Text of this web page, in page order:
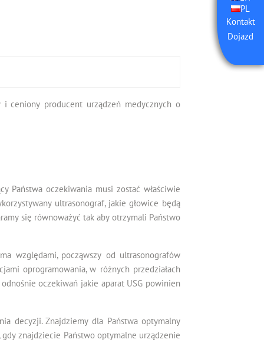
PL
Kontakt
Dojazd
i ceniony producent urządzeń medycznych o
Państwa oczekiwania musi zostać właściwie
ultrasonograf, jakie głowice będą
się równoważyć tak aby otrzymali Państwo
względami, począwszy od ultrasonografów
oprogramowania, w różnych przedziałach
oczekiwań jakie aparat USG powinien
decyzji. Znajdziemy dla Państwa optymalny
znajdziecie Państwo optymalne urządzenie